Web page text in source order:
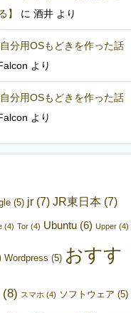
】
に 酒井 より
分用OSもどきを作った話
より
分用OSもどきを作った話
より
(5) jr (7) JR東日本 (7)
(4) Tor(4) Ubuntu(6) Upper(4)
Wordpress (5) おすす
(8) スマホ (4) ソフトウェア (5)